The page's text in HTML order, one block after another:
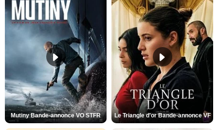
Mutiny Bande-annonce VO STFR Le Triangle d'or Bande-annonce VF